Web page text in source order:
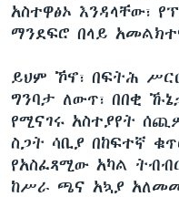
አስተዋፅኦ እንዳላቸው፣
ማንደፍሮ በላይ
ይህም ኾኖ፣ በፍትሕ
ግንባታ ለውጥ፣ በበቂ
የሚናገሩ አስተያየት
ስጋት ሳቢያ በከፍተኛ
የአስፈጻሚው አካል
ከሥራ ጫና አኳያ